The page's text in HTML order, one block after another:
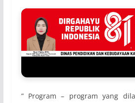
” Program – program yang